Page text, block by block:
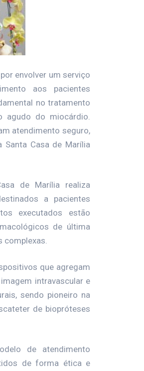
envolver um serviço
aos pacientes
no tratamento
agudo do miocárdio.
atendimento seguro,
Casa de Marília
de Marília realiza
a pacientes
executados estão
de última
complexas.
que agregam
intravascular e
sendo pioneiro na
de biopróteses
de atendimento
de forma ética e